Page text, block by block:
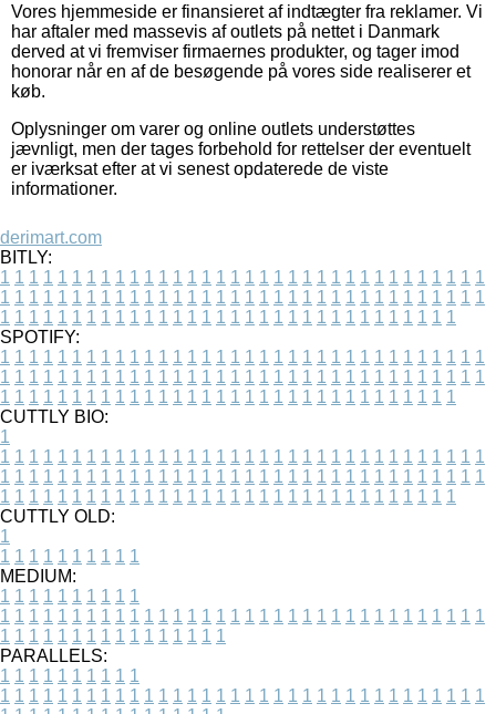
Vores hjemmeside er finansieret af indtægter fra reklamer. Vi
har aftaler med massevis af outlets på nettet i Danmark
derved at vi fremviser firmaernes produkter, og tager imod
honorar når en af de besøgende på vores side realiserer et
køb.
Oplysninger om varer og online outlets understøttes
jævnligt, men der tages forbehold for rettelser der eventuelt
er iværksat efter at vi senest opdaterede de viste
informationer.
derimart.com
BITLY:
1 1 1 1 1 1 1 1 1 1 1 1 1 1 1 1 1 1 1 1 1 1 1 1 1 1 1 1 1 1 1 1 1 1
1 1 1 1 1 1 1 1 1 1 1 1 1 1 1 1 1 1 1 1 1 1 1 1 1 1 1 1 1 1 1 1 1 1
1 1 1 1 1 1 1 1 1 1 1 1 1 1 1 1 1 1 1 1 1 1 1 1 1 1 1 1 1 1 1 1
SPOTIFY:
1 1 1 1 1 1 1 1 1 1 1 1 1 1 1 1 1 1 1 1 1 1 1 1 1 1 1 1 1 1 1 1 1 1
1 1 1 1 1 1 1 1 1 1 1 1 1 1 1 1 1 1 1 1 1 1 1 1 1 1 1 1 1 1 1 1 1 1
1 1 1 1 1 1 1 1 1 1 1 1 1 1 1 1 1 1 1 1 1 1 1 1 1 1 1 1 1 1 1 1
CUTTLY BIO:
1
1 1 1 1 1 1 1 1 1 1 1 1 1 1 1 1 1 1 1 1 1 1 1 1 1 1 1 1 1 1 1 1 1 1
1 1 1 1 1 1 1 1 1 1 1 1 1 1 1 1 1 1 1 1 1 1 1 1 1 1 1 1 1 1 1 1 1 1
1 1 1 1 1 1 1 1 1 1 1 1 1 1 1 1 1 1 1 1 1 1 1 1 1 1 1 1 1 1 1 1
CUTTLY OLD:
1
1 1 1 1 1 1 1 1 1 1
MEDIUM:
1 1 1 1 1 1 1 1 1 1
1 1 1 1 1 1 1 1 1 1 1 1 1 1 1 1 1 1 1 1 1 1 1 1 1 1 1 1 1 1 1 1 1 1
1 1 1 1 1 1 1 1 1 1 1 1 1 1 1 1
PARALLELS:
1 1 1 1 1 1 1 1 1 1
1 1 1 1 1 1 1 1 1 1 1 1 1 1 1 1 1 1 1 1 1 1 1 1 1 1 1 1 1 1 1 1 1 1